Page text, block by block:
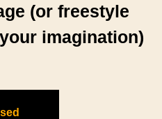
(or freestyle
imagination)